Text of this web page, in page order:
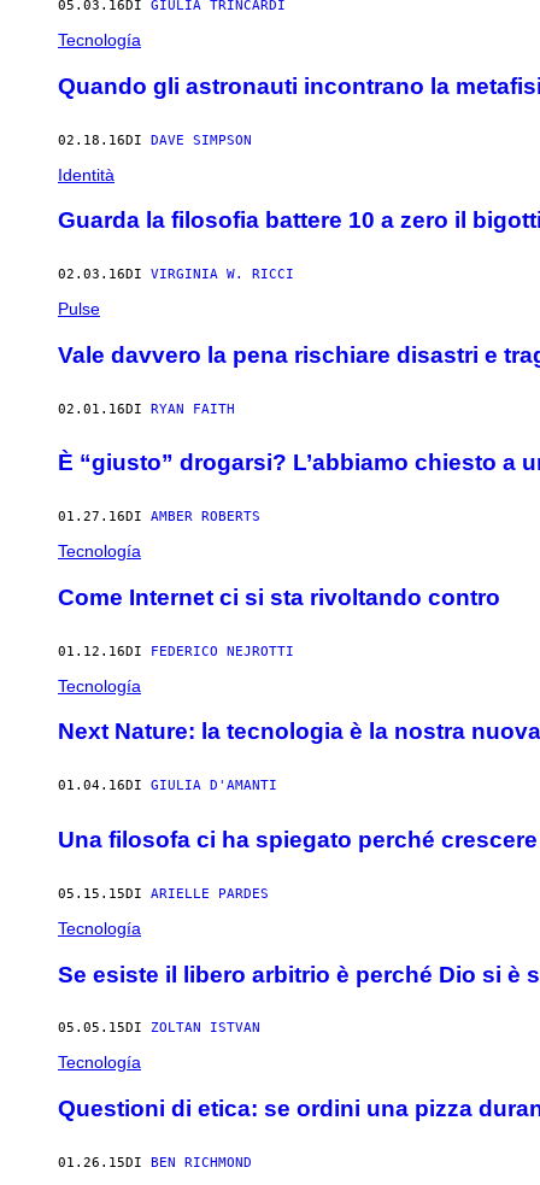
05.03.16DI GIULIA TRINCARDI
Tecnología
Quando gli astronauti incontrano la
02.18.16DI DAVE SIMPSON
Identità
Guarda la filosofia battere 10 a zero il
02.03.16DI VIRGINIA W. RICCI
Pulse
Vale davvero la pena rischiare disastri e
02.01.16DI RYAN FAITH
È “giusto” drogarsi? L’abbiamo chiesto a
01.27.16DI AMBER ROBERTS
Tecnología
Come Internet ci si sta rivoltando contro
01.12.16DI FEDERICO NEJROTTI
Tecnología
Next Nature: la tecnologia è la nostra
01.04.16DI GIULIA D'AMANTI
Una filosofa ci ha spiegato perché
05.15.15DI ARIELLE PARDES
Tecnología
Se esiste il libero arbitrio è perché Dio si è
05.05.15DI ZOLTAN ISTVAN
Tecnología
Questioni di etica: se ordini una pizza
01.26.15DI BEN RICHMOND